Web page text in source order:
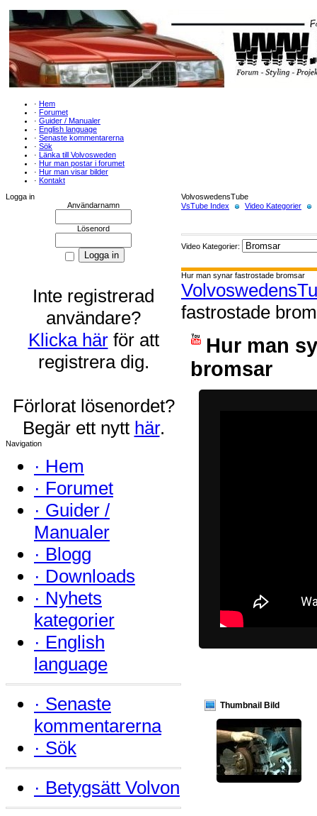
· Hem
· Forumet
· Guider / Manualer
· English language
· Senaste kommentarerna
· Sök
· Länka till Volvosweden
· Hur man postar i forumet
· Hur man visar bilder
· Kontakt
Logga in
Användarnamn
Lösenord
Inte registrerad
användare?
Klicka härför att
registrera dig.
Förlorat lösenordet?
Begär ett nytt här.
Navigation
· Hem
· Forumet
· Guider /
Manualer
· Blogg
· Downloads
· Nyhets
kategorier
· English
language
· Senaste
kommentarerna
· Sök
· Betygsätt Volvon
VolvoswedensTube
VsTube Index
Video Kategorier
Video Kategorier:
Hur man synar fastrostade bromsar
fastrostade
Hur man
bromsar
Thumbnail Bild